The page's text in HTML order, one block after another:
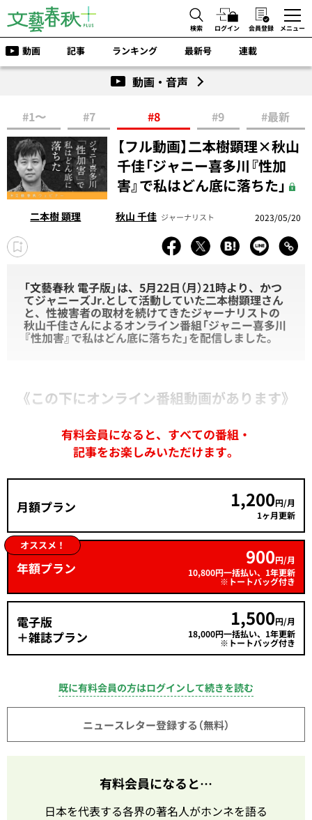
検索 ログイン 会員登録 メニュー
動画 記事 ランキング 最新号 連載
動画・音声
#1〜 #7 #8 #9 #最新
【フル動画】二本樹顕理×秋山
千佳「ジャニー喜多川『性加
害』で私はどん底に落ちた」
二本樹 顕理 秋山 千佳 ジャーナリスト 2023/05/20
「文藝春秋 電子版」は、5月22日（月）21時より、かつ
てジャニーズJr.として活動していた二本樹顕理さん
と、性被害者の取材を続けてきたジャーナリストの
秋山千佳さんによるオンライン番組「ジャニー喜多川
『性加害』で私はどん底に落ちた」を配信しました。
《この下にオンライン番組動画があります》
有料会員になると、すべての番組・
記事をお楽しみいただけます。
月額プラン 1,200円/月
1ヶ月更新
オススメ！
年額プラン 900円/月
10,800円一括払い、1年更新
※トートバッグ付き
電子版
＋雑誌プラン
1,500円/月
18,000円一括払い、1年更新
※トートバッグ付き
既に有料会員の方はログインして続きを読む
ニュースレター登録する（無料）
有料会員になると…
日本を代表する各界の著名人がホンネを語る